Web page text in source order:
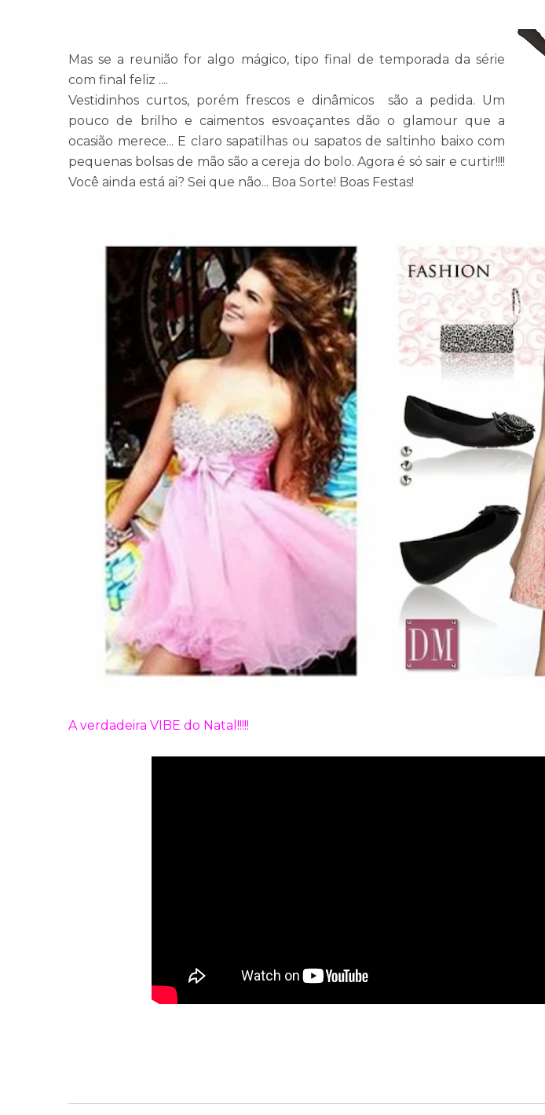
Mas se a reunião for algo mágico, tipo final de temporada da série
com final feliz ....
Vestidinhos curtos, porém frescos e dinâmicos são a pedida. Um
pouco de brilho e caimentos esvoaçantes dão o glamour que a
ocasião merece... E claro sapatilhas ou sapatos de saltinho baixo com
pequenas bolsas de mão são a cereja do bolo. Agora é só sair e curtir!!!!
Você ainda está ai? Sei que não... Boa Sorte! Boas Festas!
A verdadeira VIBE do Natal!!!!!